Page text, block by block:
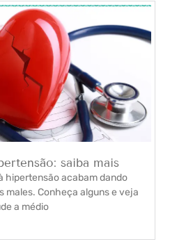
saiba mais
hipertensão acabam dando
males. Conheça alguns e veja
a médio